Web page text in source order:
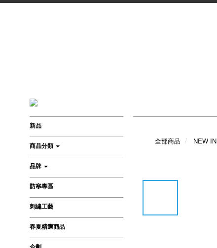
新品
商品分類
品牌
防寒專區
刺繡工藝
春夏精選商品
全部商品 NEW IN